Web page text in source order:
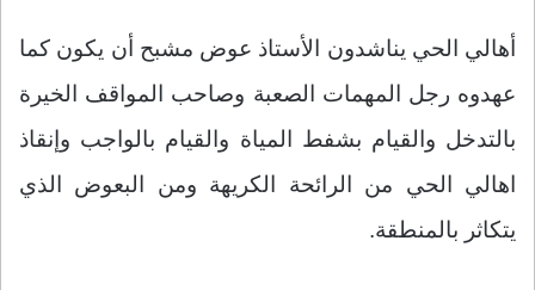
أهالي الحي يناشدون الأستاذ عوض مشبح أن يكون كما
عهدوه رجل المهمات الصعبة وصاحب المواقف الخيرة
بالتدخل والقيام بشفط المياة والقيام بالواجب وإنقاذ
اهالي الحي من الرائحة الكريهة ومن البعوض الذي
يتكاثر بالمنطقة.